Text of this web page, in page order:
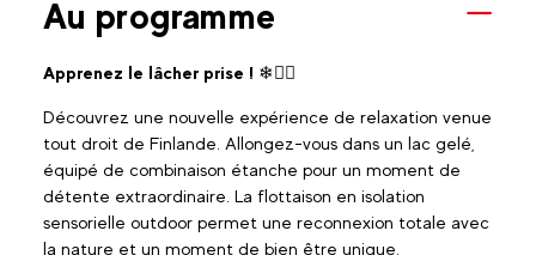
Au programme
Apprenez le lâcher prise ! ❄🧘‍♀️
Découvrez une nouvelle expérience de relaxation venue
tout droit de Finlande. Allongez-vous dans un lac gelé,
équipé de combinaison étanche pour un moment de
détente extraordinaire. La flottaison en isolation
sensorielle outdoor permet une reconnexion totale avec
la nature et un moment de bien être unique.